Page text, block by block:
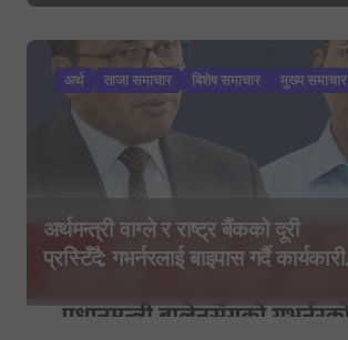
अर्थ ताजा समाचार बिशेष समाचार मुख्य समाचार
अर्थमन्त्री वाग्ले र राष्ट्र बैंकको दूरी
प्रस्टिँदै: गभर्नरलाई बाइपास गर्दै कार्यकारी